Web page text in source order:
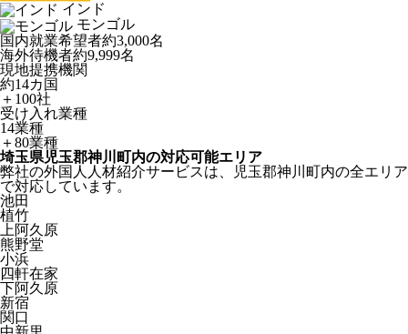
インド
モンゴル
国内就業希望者約3,000名
海外待機者約9,999名
現地提携機関
約14カ国
＋100社
受け入れ業種
14業種
＋80業種
埼玉県児玉郡神川町内の対応可能エリア
弊社の外国人人材紹介サービスは、児玉郡神川町内の全エリア
で対応しています。
池田
植竹
上阿久原
熊野堂
小浜
四軒在家
下阿久原
新宿
関口